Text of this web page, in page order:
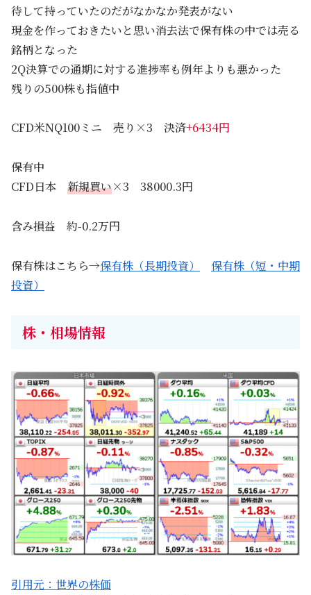
待して持っていたのだがなかなか発表がない
現金を作っておきたいと思い消去法で保有株の中では売る
銘柄となった
2Q決算での通期に対する進捗率も例年よりも悪かった
残りの500株も指値中
CFD米NQ100ミニ 売り×3 決済+6434円
保有中
CFD日本 新規買い×3 38000.3円
含み損益 約-0.2万円
保有株はこちら→保有株（長期投資）
保有株（短・中期
投資）
株・相場情報
引用元：世界の株価